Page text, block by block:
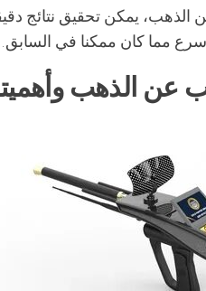
الذهب، يمكن تحقيق نتائج
مما كان ممكنا في السابق.
عن الذهب